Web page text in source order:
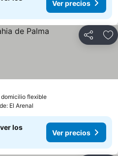
Ver precios
Compartir
flexibleVer precios
El Arenal
los
Ver precios